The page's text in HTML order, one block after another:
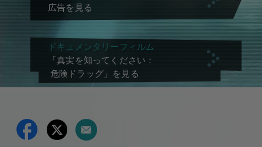
広告を見る
ドキュメンタリーフィルム
「真実を知ってください：
危険ドラッグ」を見る